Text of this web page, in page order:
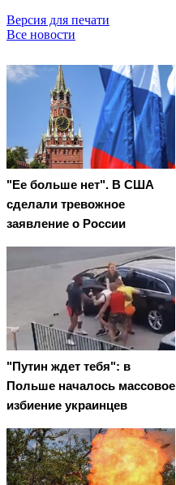
Версия для печати
Все новости
"Ее больше нет". В США
сделали тревожное
заявление о России
"Путин ждет тебя": в
Польше началось массовое
избиение украинцев